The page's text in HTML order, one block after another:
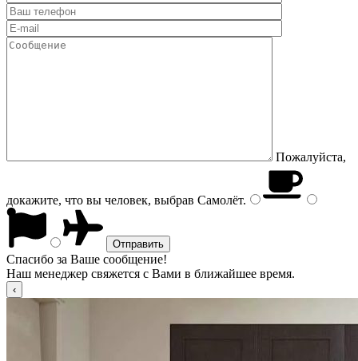
Пожалуйста,
докажите, что вы человек, выбрав Самолёт.
Спасибо за Ваше сообщение!
Наш менеджер свяжется с Вами в ближайшее время.